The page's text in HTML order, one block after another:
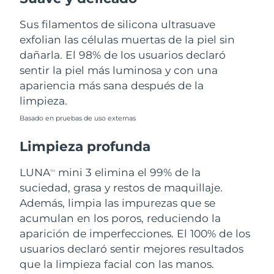
Sus filamentos de silicona ultrasuave
exfolian las células muertas de la piel sin
dañarla. El 98% de los usuarios declaró
sentir la piel más luminosa y con una
apariencia más sana después de la
limpieza.
Basado en pruebas de uso externas
Limpieza profunda
LUNATM
mini 3 elimina el 99% de la
suciedad, grasa y restos de maquillaje.
Además, limpia las impurezas que se
acumulan en los poros, reduciendo la
aparición de imperfecciones. El 100% de los
usuarios declaró sentir mejores resultados
que la limpieza facial con las manos.
Filipinas Entrega prevista
Polonia Entrega prevista8/10/26
Portugal Entrega prevista
Catar
Reunión Entrega prevista
Rumanía
Rusia
Arabia Saudí Entrega prevista8/10/26